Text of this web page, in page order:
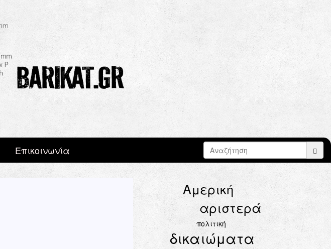
Επικοινωνία Search form
Search
δικαιώματα
αριστερά
Αμερική
πολιτική